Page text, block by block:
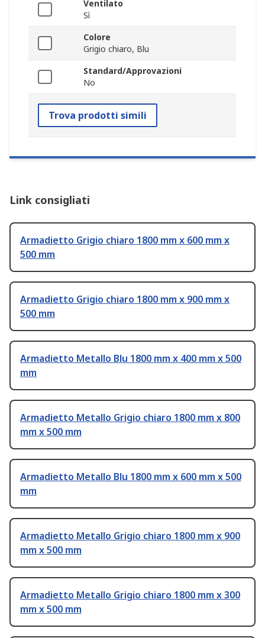
Ventilato
Sì
Colore
Grigio chiaro, Blu
Standard/Approvazioni
No
Trova prodotti simili
Link consigliati
Armadietto Grigio chiaro 1800 mm x 600 mm x
500 mm
Armadietto Grigio chiaro 1800 mm x 900 mm x
500 mm
Armadietto Metallo Blu 1800 mm x 400 mm x 500
mm
Armadietto Metallo Grigio chiaro 1800 mm x 800
mm x 500 mm
Armadietto Metallo Blu 1800 mm x 600 mm x 500
mm
Armadietto Metallo Grigio chiaro 1800 mm x 900
mm x 500 mm
Armadietto Metallo Grigio chiaro 1800 mm x 300
mm x 500 mm